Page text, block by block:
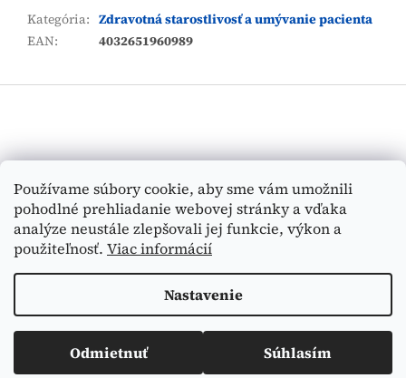
Používame súbory cookie, aby sme vám umožnili
pohodlné prehliadanie webovej stránky a vďaka
analýze neustále zlepšovali jej funkcie, výkon a
použiteľnosť. Viac informácií
Nastavenie
Odmietnuť Súhlasím
Kategória: Zdravotná starostlivosť a umývanie pacienta
EAN: 4032651960989
ä
HĽADAŤ
Vytvoril Shoptet
Copyright 2026Medi-Tex . Všetky práva vyhradené.